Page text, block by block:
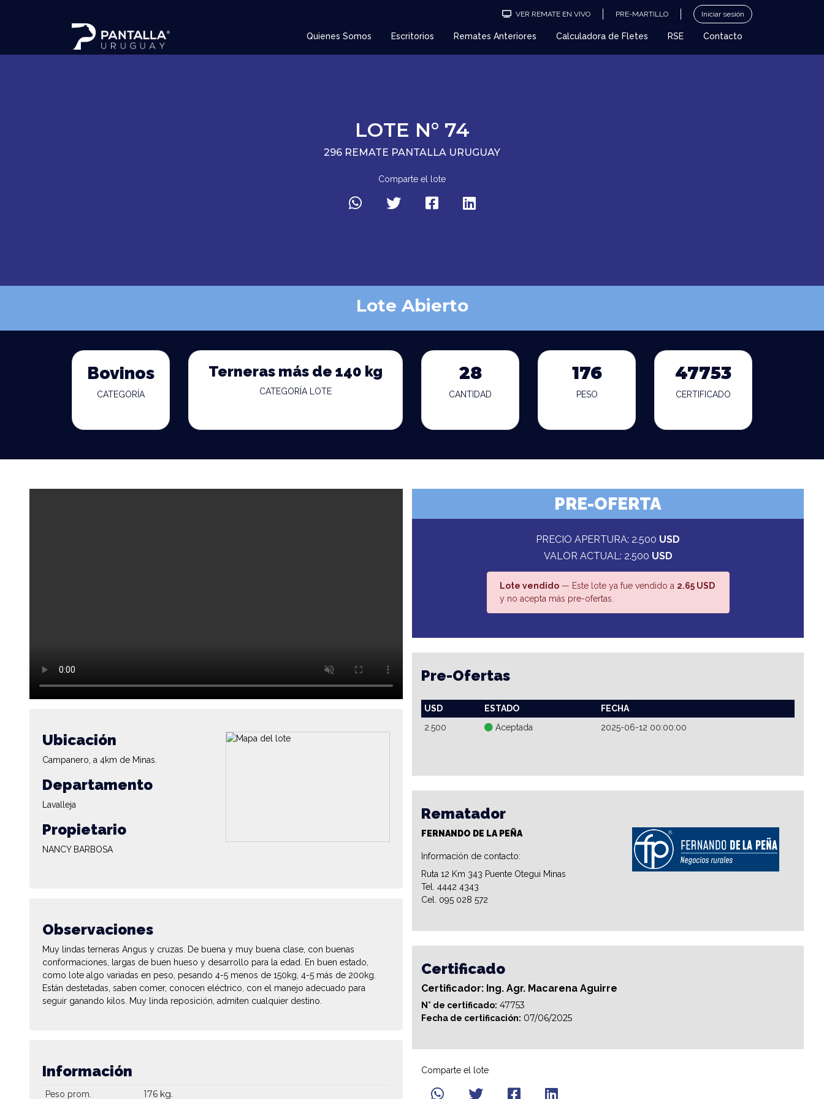
VER REMATE EN VIVO PRE-MARTILLO Iniciar sesión
Quienes Somos Escritorios Remates Anteriores Calculadora de Fletes RSE Contacto
LOTE N° 74
296 REMATE PANTALLA URUGUAY
Comparte el lote
Lote Abierto
Bovinos
CATEGORÍA
Terneras más de 140 kg
CATEGORÍA LOTE
28
CANTIDAD
176
PESO
47753
CERTIFICADO
Ubicación
Campanero, a 4km de Minas.
Departamento
Lavalleja
Propietario
NANCY BARBOSA
Observaciones
Muy lindas terneras Angus y cruzas. De buena y muy buena clase, con buenas
conformaciones, largas de buen hueso y desarrollo para la edad. En buen estado,
como lote algo variadas en peso, pesando 4-5 menos de 150kg, 4-5 más de 200kg.
Están destetadas, saben comer, conocen eléctrico, con el manejo adecuado para
seguir ganando kilos. Muy linda reposición, admiten cualquier destino.
Información
Peso prom. 176 kg.
PRE-OFERTA
PRECIO APERTURA: 2.500 USD
VALOR ACTUAL: 2.500 USD
Lote vendido— Este lote ya fue vendido a 2.65 USD
y no acepta más pre-ofertas.
Pre-Ofertas
USD ESTADO
FECHA
2.500
Aceptada 2025-06-12 00:00:00
Rematador
FERNANDO DE LA PEÑA
Información de contacto:
Ruta 12 Km 343 Puente Otegui Minas
Tel. 4442 4343
Cel. 095 028 572
Certificado
Certificador: Ing. Agr. Macarena Aguirre
N° de certificado: 47753
Fecha de certificación: 07/06/2025
Comparte el lote